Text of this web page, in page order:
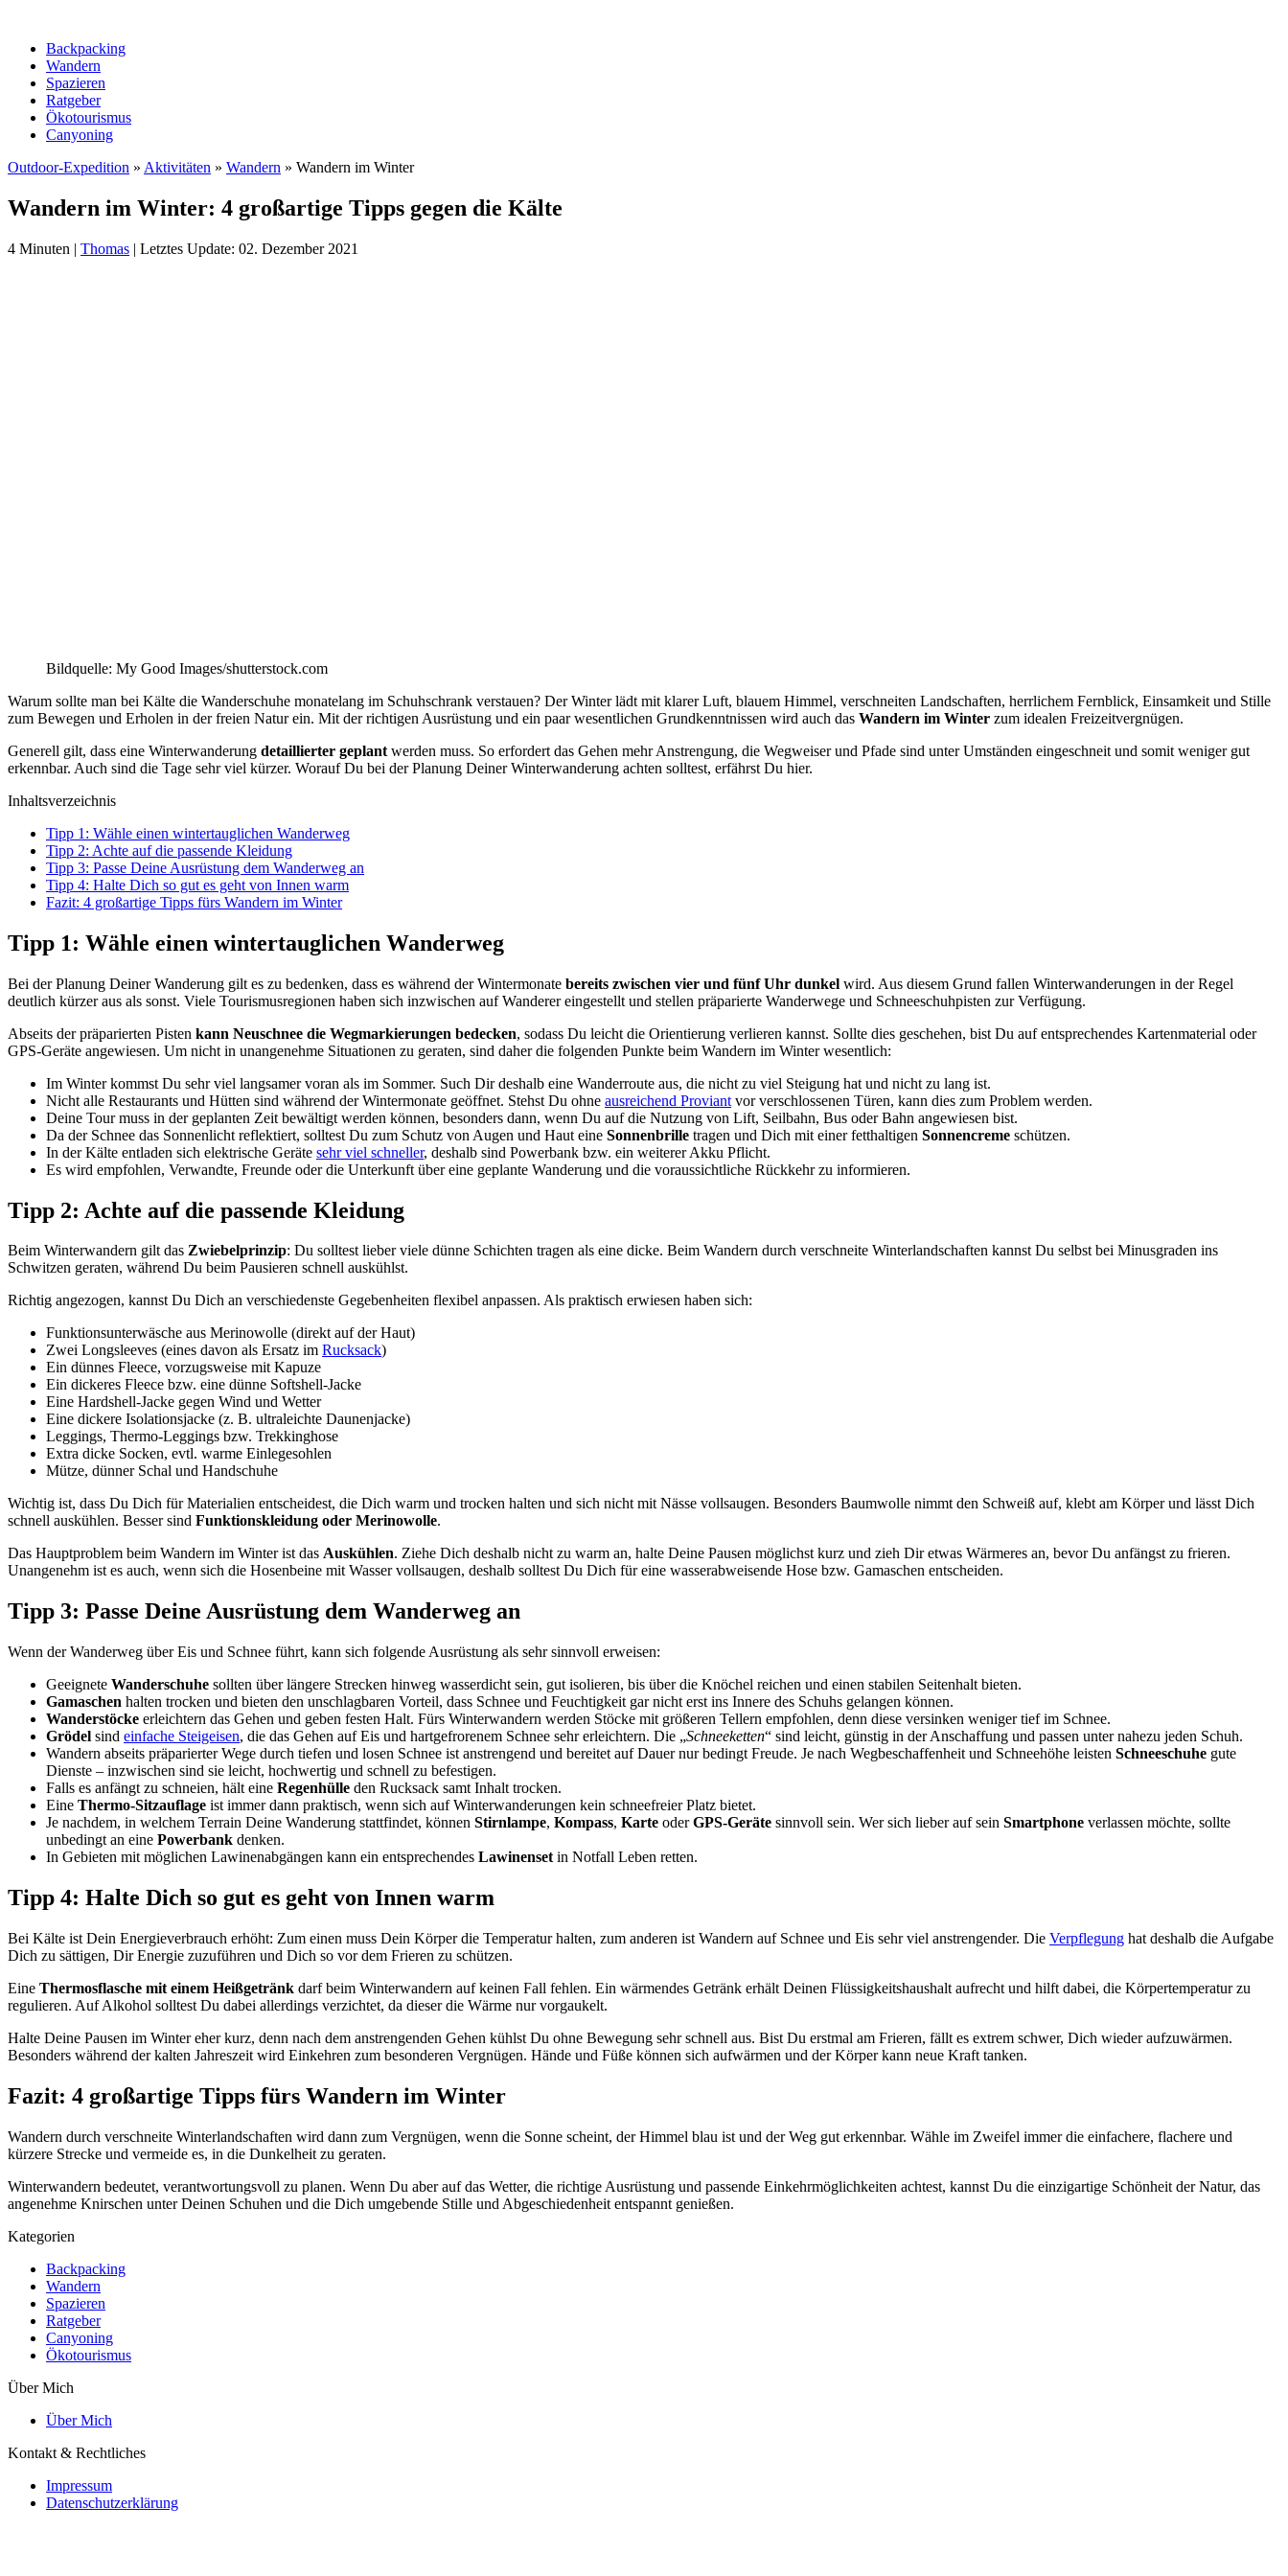
Backpacking
Wandern
Spazieren
Ratgeber
Ökotourismus
Canyoning
Outdoor-Expedition » Aktivitäten » Wandern » Wandern im Winter
Wandern im Winter: 4 großartige Tipps gegen die Kälte
4 Minuten | Thomas | Letztes Update: 02. Dezember 2021
Bildquelle: My Good Images/shutterstock.com
Warum sollte man bei Kälte die Wanderschuhe monatelang im Schuhschrank verstauen? Der Winter lädt mit klarer Luft, blauem Himmel, verschneiten Landschaften, herrlichem Fernblick, Einsamkeit und Stille
zum Bewegen und Erholen in der freien Natur ein. Mit der richtigen Ausrüstung und ein paar wesentlichen Grundkenntnissen wird auch das Wandern im Winter zum idealen Freizeitvergnügen.
Generell gilt, dass eine Winterwanderung detaillierter geplant werden muss. So erfordert das Gehen mehr Anstrengung, die Wegweiser und Pfade sind unter Umständen eingeschneit und somit weniger gut
erkennbar. Auch sind die Tage sehr viel kürzer. Worauf Du bei der Planung Deiner Winterwanderung achten solltest, erfährst Du hier.
Inhaltsverzeichnis
Tipp 1: Wähle einen wintertauglichen Wanderweg
Tipp 2: Achte auf die passende Kleidung
Tipp 3: Passe Deine Ausrüstung dem Wanderweg an
Tipp 4: Halte Dich so gut es geht von Innen warm
Fazit: 4 großartige Tipps fürs Wandern im Winter
Tipp 1: Wähle einen wintertauglichen Wanderweg
Bei der Planung Deiner Wanderung gilt es zu bedenken, dass es während der Wintermonate bereits zwischen vier und fünf Uhr dunkel wird. Aus diesem Grund fallen Winterwanderungen in der Regel
deutlich kürzer aus als sonst. Viele Tourismusregionen haben sich inzwischen auf Wanderer eingestellt und stellen präparierte Wanderwege und Schneeschuhpisten zur Verfügung.
Abseits der präparierten Pisten kann Neuschnee die Wegmarkierungen bedecken, sodass Du leicht die Orientierung verlieren kannst. Sollte dies geschehen, bist Du auf entsprechendes Kartenmaterial oder
GPS-Geräte angewiesen. Um nicht in unangenehme Situationen zu geraten, sind daher die folgenden Punkte beim Wandern im Winter wesentlich:
Im Winter kommst Du sehr viel langsamer voran als im Sommer. Such Dir deshalb eine Wanderroute aus, die nicht zu viel Steigung hat und nicht zu lang ist.
Nicht alle Restaurants und Hütten sind während der Wintermonate geöffnet. Stehst Du ohne ausreichend Proviant vor verschlossenen Türen, kann dies zum Problem werden.
Deine Tour muss in der geplanten Zeit bewältigt werden können, besonders dann, wenn Du auf die Nutzung von Lift, Seilbahn, Bus oder Bahn angewiesen bist.
Da der Schnee das Sonnenlicht reflektiert, solltest Du zum Schutz von Augen und Haut eine Sonnenbrille tragen und Dich mit einer fetthaltigen Sonnencreme schützen.
In der Kälte entladen sich elektrische Geräte sehr viel schneller, deshalb sind Powerbank bzw. ein weiterer Akku Pflicht.
Es wird empfohlen, Verwandte, Freunde oder die Unterkunft über eine geplante Wanderung und die voraussichtliche Rückkehr zu informieren.
Tipp 2: Achte auf die passende Kleidung
Beim Winterwandern gilt das Zwiebelprinzip: Du solltest lieber viele dünne Schichten tragen als eine dicke. Beim Wandern durch verschneite Winterlandschaften kannst Du selbst bei Minusgraden ins
Schwitzen geraten, während Du beim Pausieren schnell auskühlst.
Richtig angezogen, kannst Du Dich an verschiedenste Gegebenheiten flexibel anpassen. Als praktisch erwiesen haben sich:
Funktionsunterwäsche aus Merinowolle (direkt auf der Haut)
Zwei Longsleeves (eines davon als Ersatz im Rucksack)
Ein dünnes Fleece, vorzugsweise mit Kapuze
Ein dickeres Fleece bzw. eine dünne Softshell-Jacke
Eine Hardshell-Jacke gegen Wind und Wetter
Eine dickere Isolationsjacke (z. B. ultraleichte Daunenjacke)
Leggings, Thermo-Leggings bzw. Trekkinghose
Extra dicke Socken, evtl. warme Einlegesohlen
Mütze, dünner Schal und Handschuhe
Wichtig ist, dass Du Dich für Materialien entscheidest, die Dich warm und trocken halten und sich nicht mit Nässe vollsaugen. Besonders Baumwolle nimmt den Schweiß auf, klebt am Körper und lässt Dich
schnell auskühlen. Besser sind Funktionskleidung oder Merinowolle.
Das Hauptproblem beim Wandern im Winter ist das Auskühlen. Ziehe Dich deshalb nicht zu warm an, halte Deine Pausen möglichst kurz und zieh Dir etwas Wärmeres an, bevor Du anfängst zu frieren.
Unangenehm ist es auch, wenn sich die Hosenbeine mit Wasser vollsaugen, deshalb solltest Du Dich für eine wasserabweisende Hose bzw. Gamaschen entscheiden.
Tipp 3: Passe Deine Ausrüstung dem Wanderweg an
Wenn der Wanderweg über Eis und Schnee führt, kann sich folgende Ausrüstung als sehr sinnvoll erweisen:
Geeignete Wanderschuhe sollten über längere Strecken hinweg wasserdicht sein, gut isolieren, bis über die Knöchel reichen und einen stabilen Seitenhalt bieten.
Gamaschen halten trocken und bieten den unschlagbaren Vorteil, dass Schnee und Feuchtigkeit gar nicht erst ins Innere des Schuhs gelangen können.
Wanderstöcke erleichtern das Gehen und geben festen Halt. Fürs Winterwandern werden Stöcke mit größeren Tellern empfohlen, denn diese versinken weniger tief im Schnee.
Grödel sind einfache Steigeisen, die das Gehen auf Eis und hartgefrorenem Schnee sehr erleichtern. Die „Schneeketten“ sind leicht, günstig in der Anschaffung und passen unter nahezu jeden Schuh.
Wandern abseits präparierter Wege durch tiefen und losen Schnee ist anstrengend und bereitet auf Dauer nur bedingt Freude. Je nach Wegbeschaffenheit und Schneehöhe leisten Schneeschuhe gute
Dienste – inzwischen sind sie leicht, hochwertig und schnell zu befestigen.
Falls es anfängt zu schneien, hält eine Regenhülle den Rucksack samt Inhalt trocken.
Eine Thermo-Sitzauflage ist immer dann praktisch, wenn sich auf Winterwanderungen kein schneefreier Platz bietet.
Je nachdem, in welchem Terrain Deine Wanderung stattfindet, können Stirnlampe, Kompass, Karte oderGPS-Geräte sinnvoll sein. Wer sich lieber auf sein Smartphone verlassen möchte, sollte
unbedingt an eine Powerbank denken.
In Gebieten mit möglichen Lawinenabgängen kann ein entsprechendes Lawinenset in Notfall Leben retten.
Tipp 4: Halte Dich so gut es geht von Innen warm
Bei Kälte ist Dein Energieverbrauch erhöht: Zum einen muss Dein Körper die Temperatur halten, zum anderen ist Wandern auf Schnee und Eis sehr viel anstrengender. Die Verpflegung hat deshalb die Aufgabe
Dich zu sättigen, Dir Energie zuzuführen und Dich so vor dem Frieren zu schützen.
Eine Thermosflasche mit einem Heißgetränk darf beim Winterwandern auf keinen Fall fehlen. Ein wärmendes Getränk erhält Deinen Flüssigkeitshaushalt aufrecht und hilft dabei, die Körpertemperatur zu
regulieren. Auf Alkohol solltest Du dabei allerdings verzichtet, da dieser die Wärme nur vorgaukelt.
Halte Deine Pausen im Winter eher kurz, denn nach dem anstrengenden Gehen kühlst Du ohne Bewegung sehr schnell aus. Bist Du erstmal am Frieren, fällt es extrem schwer, Dich wieder aufzuwärmen.
Besonders während der kalten Jahreszeit wird Einkehren zum besonderen Vergnügen. Hände und Füße können sich aufwärmen und der Körper kann neue Kraft tanken.
Fazit: 4 großartige Tipps fürs Wandern im Winter
Wandern durch verschneite Winterlandschaften wird dann zum Vergnügen, wenn die Sonne scheint, der Himmel blau ist und der Weg gut erkennbar. Wähle im Zweifel immer die einfachere, flachere und
kürzere Strecke und vermeide es, in die Dunkelheit zu geraten.
Winterwandern bedeutet, verantwortungsvoll zu planen. Wenn Du aber auf das Wetter, die richtige Ausrüstung und passende Einkehrmöglichkeiten achtest, kannst Du die einzigartige Schönheit der Natur, das
angenehme Knirschen unter Deinen Schuhen und die Dich umgebende Stille und Abgeschiedenheit entspannt genießen.
Kategorien
Backpacking
Wandern
Spazieren
Ratgeber
Canyoning
Ökotourismus
Über Mich
Über Mich
Kontakt & Rechtliches
Impressum
Datenschutzerklärung